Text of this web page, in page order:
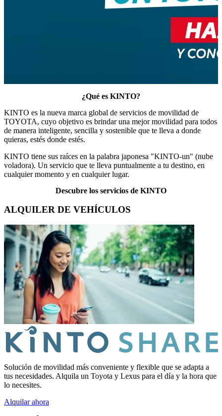
¿Qué es KINTO?
KINTO es la nueva marca global de servicios de movilidad de
TOYOTA, cuyo objetivo es brindar una mejor movilidad para todos
de manera inteligente, sencilla y sostenible que te lleva a donde
quieras, estés donde estés.
KINTO tiene sus raíces en la palabra japonesa "KINTO-un" (nube
voladora). Un servicio que te lleva puntualmente a tu destino, en
cualquier momento y en cualquier lugar.
Descubre los servicios de KINTO
ALQUILER DE VEHÍCULOS
Solución de movilidad más conveniente y flexible que se adapta a
tus necesidades. Alquila un Toyota y Lexus para el día y la hora que
lo necesites.
Alquilar ahora